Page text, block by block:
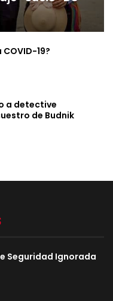
19?
a detective
de Budnik
Seguridad Ignorada